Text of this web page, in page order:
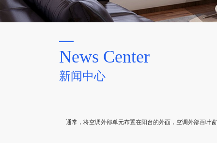
News Center
新闻中心
通常，将空调外部单元布置在阳台的外面，空调外部百叶